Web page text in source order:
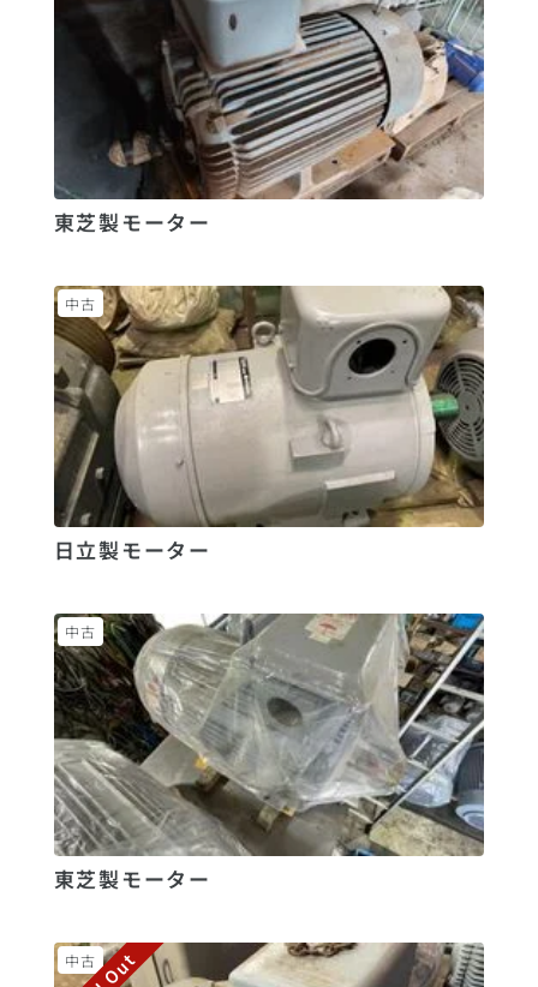
東芝製モーター
日立製モーター
中古
東芝製モーター
中古
中古